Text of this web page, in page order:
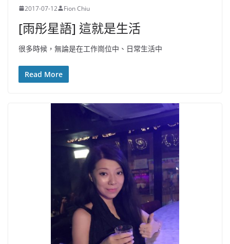
2017-07-12 Fion Chiu
[雨彤星語] 這就是生活
很多時候，無論是在工作崗位中、日常生活中
Read More